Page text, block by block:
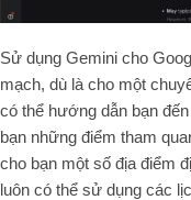
Sử dụng Gemini cho
mạch, dù là cho một
có thể hướng dẫn bạn
bạn những điểm tham
cho bạn một số địa điểm
luôn có thể sử dụng các